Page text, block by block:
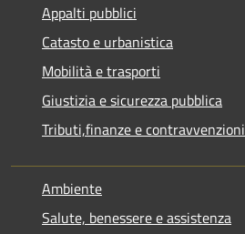
Appalti pubblici
Catasto e urbanistica
Mobilità e trasporti
Giustizia e sicurezza pubblica
Tributi,finanze e contravvenzioni
Ambiente
Salute, benessere e assistenza